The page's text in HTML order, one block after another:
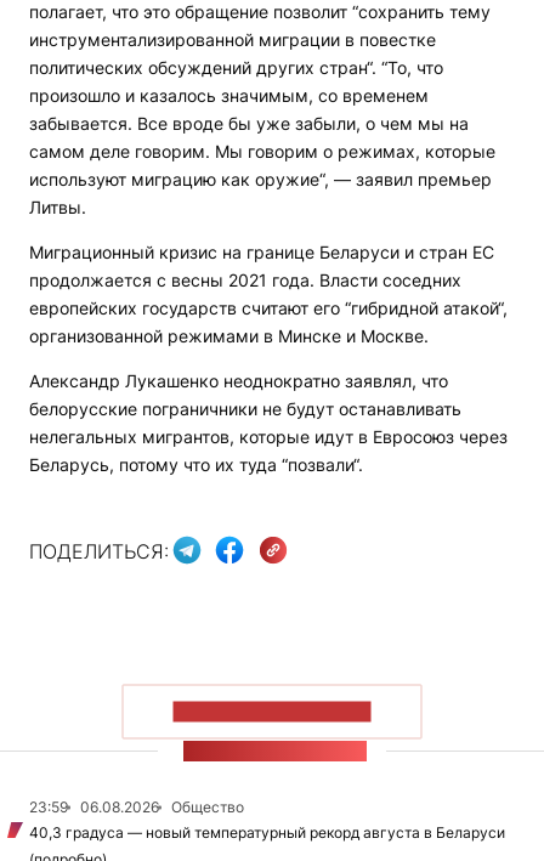
полагает, что это обращение позволит “сохранить тему
инструментализированной миграции в повестке
политических обсуждений других стран“. “То, что
произошло и казалось значимым, со временем
забывается. Все вроде бы уже забыли, о чем мы на
самом деле говорим. Мы говорим о режимах, которые
используют миграцию как оружие“, — заявил премьер
Литвы.
Миграционный кризис на границе Беларуси и стран ЕС
продолжается с весны 2021 года. Власти соседних
европейских государств считают его “гибридной атакой“,
организованной режимами в Минске и Москве.
Александр Лукашенко неоднократно заявлял, что
белорусские пограничники не будут останавливать
нелегальных мигрантов, которые идут в Евросоюз через
Беларусь, потому что их туда “позвали“.
ПОДЕЛИТЬСЯ:
23:59 06.08.2026
Общество
40,3 градуса — новый температурный рекорд августа в Беларуси